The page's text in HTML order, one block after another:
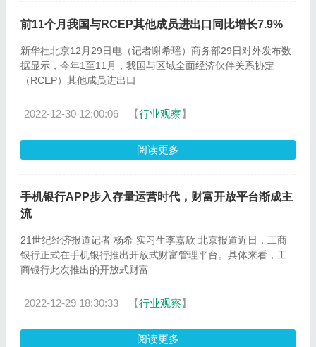
前11个月我国与RCEP其他成员进出口同比增长7.9%
新华社北京12月29日电（记者谢希瑶）商务部29日对外发布数
据显示，今年1至11月，我国与区域全面经济伙伴关系协定
（RCEP）其他成员进出口
2022-12-30 12:00:06 【行业观察】
阅读更多
手机银行APP步入存量运营时代，财富开放平台渐成主
流
21世纪经济报道记者 杨希 实习生李嘉欣 北京报道近日，工商
银行正式在手机银行推出开放式财富管理平台。具体来看，工
商银行此次推出的开放式财富
2022-12-29 18:30:33 【行业观察】
阅读更多